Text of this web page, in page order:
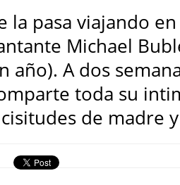
la pasa viajando
Michael
año). A dos
toda su
de madre